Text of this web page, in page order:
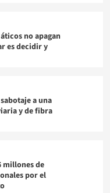
no apagan
es decidir y
a una
y de fibra
millones de
por el